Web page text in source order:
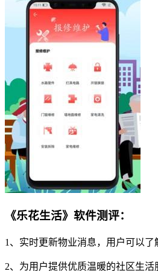
《乐花生活》软件测评：
1、实时更新物业消息，用户可以了
2、为用户提供优质温暖的社区生活